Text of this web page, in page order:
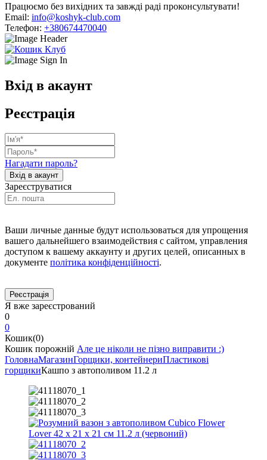
Працюємо без вихідних та завжді раді проконсультувати!
Email: info@koshyk-club.com
Телефон: +380674470040
Вхід в акаунт
Реєстрація
Нагадати пароль?
Зареєструватися
Ваши личные данные будут использоваться для упрощения
вашего дальнейшего взаимодействия с сайтом, управления
доступом к вашему аккаунту и других целей, описанных в
документе політика конфіденційності.
Я вже зареєстрований
0
0
Кошик(0)
Кошик порожній Але це ніколи не пізно виправити :)
ГоловнаМагазинГорщики, контейнериПластикові
горщикиКашпо з автополивом 11.2 л